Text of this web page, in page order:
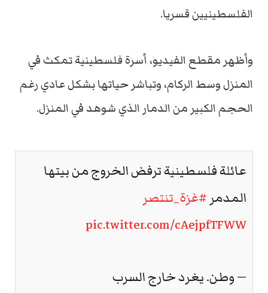
الفلسطينيين قسريا.
وأظهر مقطع الفيديو، أسرة فلسطينية تمكث في
المنزل وسط الركام، وتباشر حياتها بشكل عادي رغم
الحجم الكبير من الدمار الذي شوهد في المنزل.
عائلة فلسطينية ترفض الخروج من بيتها
المدمر #غزة_تنتصر
pic.twitter.com/cAejpfTFWW
— وطن. يغرد خارج السرب